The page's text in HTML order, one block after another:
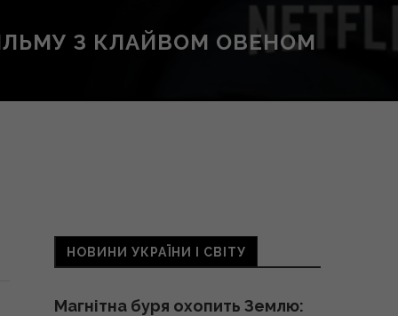
З КЛАЙВОМ ОВЕНОМ
НОВИНИ УКРАЇНИ І СВІТУ
Магнітна буря охопить Землю: